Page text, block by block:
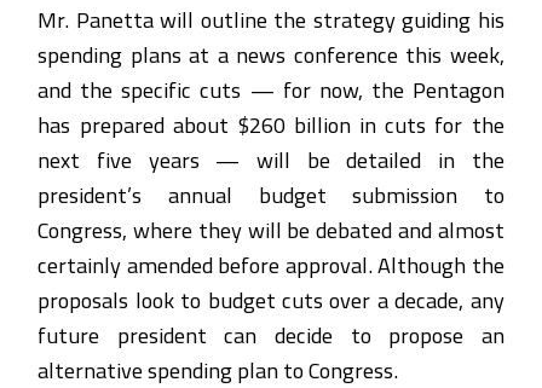
Mr. Panetta will outline the strategy guiding his
spending plans at a news conference this week,
and the specific cuts — for now, the Pentagon
has prepared about $260 billion in cuts for the
next five years — will be detailed in the
president’s annual budget submission to
Congress, where they will be debated and almost
certainly amended before approval. Although the
proposals look to budget cuts over a decade, any
future president can decide to propose an
alternative spending plan to Congress.